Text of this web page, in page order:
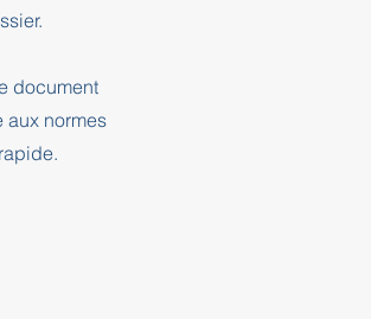
document
aux normes